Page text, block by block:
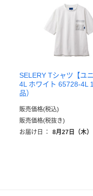
SELERY Tシャツ【ユ
4L ホワイト 65728-4L
品）
販売価格(税込)
販売価格(税抜き)
お届け日
： 8月27日（木